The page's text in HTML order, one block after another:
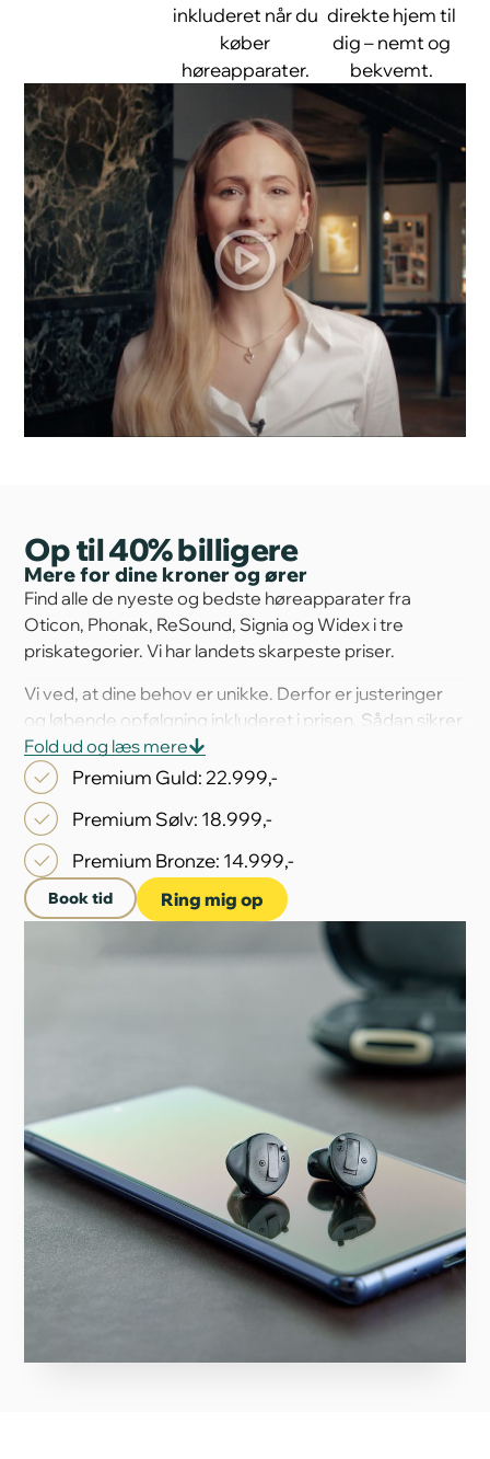
inkluderet når du
køber
høreapparater.
direkte hjem til
dig – nemt og
bekvemt.
Op til 40% billigere
Mere for dine kroner og ører
Find alle de nyeste og bedste høreapparater fra
Oticon, Phonak, ReSound, Signia og Widex i tre
priskategorier. Vi har landets skarpeste priser.
Vi ved, at dine behov er unikke. Derfor er justeringer
og løbende opfølgning inkluderet i prisen. Sådan sikrer
vi, at dine høreapparater fungerer optimalt, uanset om
det er første uge eller år efter dit køb.
Fold ud og læs mere
Premium Guld: 22.999,-
Premium Sølv: 18.999,-
Premium Bronze: 14.999,-
Book tid Ring mig op